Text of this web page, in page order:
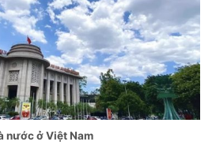
nước ở Việt Nam